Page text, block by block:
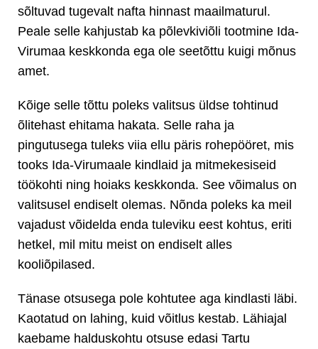
sõltuvad tugevalt nafta hinnast maailmaturul.
Peale selle kahjustab ka põlevkiviõli tootmine Ida-
Virumaa keskkonda ega ole seetõttu kuigi mõnus
amet.
Kõige selle tõttu poleks valitsus üldse tohtinud
õlitehast ehitama hakata. Selle raha ja
pingutusega tuleks viia ellu päris rohepööret, mis
tooks Ida-Virumaale kindlaid ja mitmekesiseid
töökohti ning hoiaks keskkonda. See võimalus on
valitsusel endiselt olemas. Nõnda poleks ka meil
vajadust võidelda enda tuleviku eest kohtus, eriti
hetkel, mil mitu meist on endiselt alles
kooliõpilased.
Tänase otsusega pole kohtutee aga kindlasti läbi.
Kaotatud on lahing, kuid võitlus kestab. Lähiajal
kaebame halduskohtu otsuse edasi Tartu